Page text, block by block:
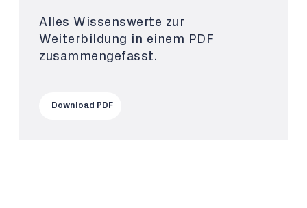
Alles Wissenswerte zur
Weiterbildung in einem PDF
zusammengefasst.
Download PDF